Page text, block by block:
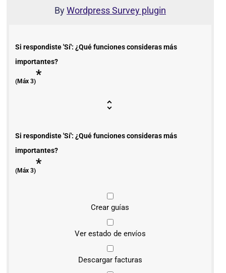
ByWordpress Survey plugin
Si respondiste 'Sí': ¿Qué funciones consideras más
importantes?
(Máx 3)*
Si respondiste 'Sí': ¿Qué funciones consideras más
importantes?
(Máx 3)*
Crear guías
Ver estado de envíos
Descargar facturas